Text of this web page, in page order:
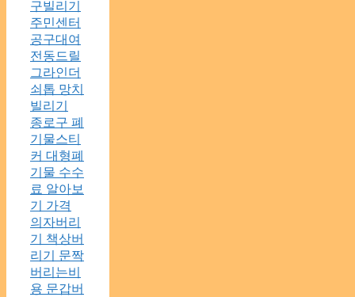
구빌리기
주민센터
공구대여
전동드릴
그라인더
쇠톱 망치
빌리기
종로구 폐
기물스티
커 대형폐
기물 수수
료 알아보
기 가격
의자버리
기 책상버
리기 문짝
버리는비
용 문갑버